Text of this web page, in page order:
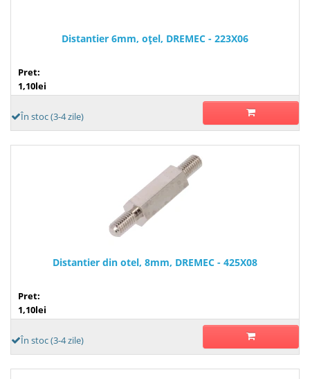
Distantier 6mm, oţel, DREMEC - 223X06
Pret:
1,10lei
În stoc (3-4 zile)
Distantier din otel, 8mm, DREMEC - 425X08
Pret:
1,10lei
În stoc (3-4 zile)